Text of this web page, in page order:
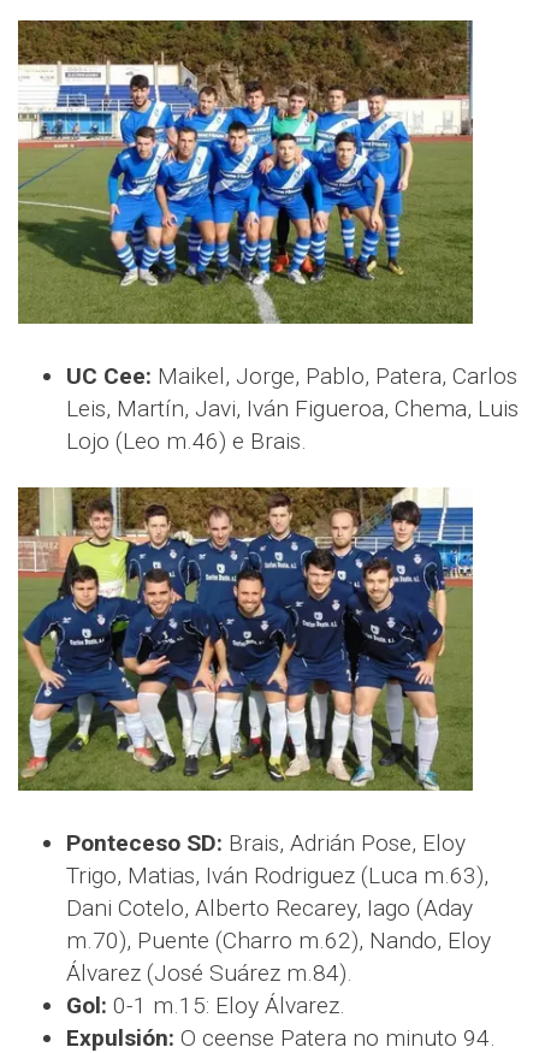
UC Cee: Maikel, Jorge, Pablo, Patera, Carlos
Leis, Martín, Javi, Iván Figueroa, Chema, Luis
Lojo (Leo m.46) e Brais.
Ponteceso SD: Brais, Adrián Pose, Eloy
Trigo, Matias, Iván Rodriguez (Luca m.63),
Dani Cotelo, Alberto Recarey, Iago (Aday
m.70), Puente (Charro m.62), Nando, Eloy
Álvarez (José Suárez m.84).
Gol: 0-1 m.15: Eloy Álvarez.
Expulsión: O ceense Patera no minuto 94.